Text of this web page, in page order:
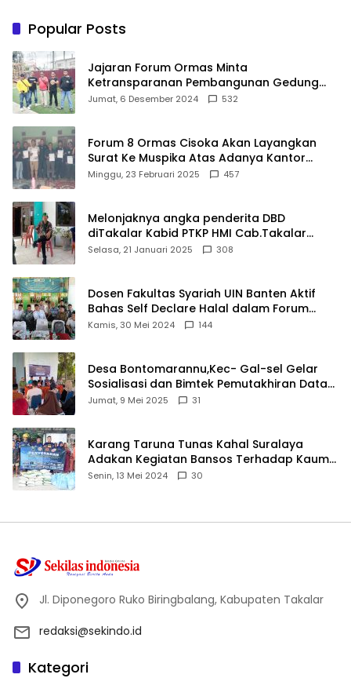
Terbaik Dunia
Popular Posts
Jajaran Forum Ormas Minta
Ketransparanan Pembangunan Gedung
Damkar Di Kecamatan Cisoka
Jumat, 6 Desember 2024 532
Forum 8 Ormas Cisoka Akan Layangkan
Surat Ke Muspika Atas Adanya Kantor
Matel di Cisoka
Minggu, 23 Februari 2025 457
Melonjaknya angka penderita DBD
diTakalar Kabid PTKP HMI Cab.Takalar
angkat bicara
Selasa, 21 Januari 2025 308
Dosen Fakultas Syariah UIN Banten Aktif
Bahas Self Declare Halal dalam Forum
Ijtima Ulama MUI
Kamis, 30 Mei 2024 144
Desa Bontomarannu,Kec- Gal-sel Gelar
Sosialisasi dan Bimtek Pemutakhiran Data
ID
Jumat, 9 Mei 2025 31
Karang Taruna Tunas Kahal Suralaya
Adakan Kegiatan Bansos Terhadap Kaum
Dhuafa dan Anak Yatim-Piatu
Senin, 13 Mei 2024 30
Jl. Diponegoro Ruko Biringbalang, Kabupaten Takalar
redaksi@sekindo.id
Kategori